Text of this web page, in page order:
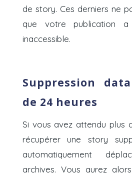
de story. Ces derniers ne
que votre publication
inaccessible.
Suppression
de 24 heures
Si vous avez attendu plus
récupérer une story
automatiquement
archives. Vous aurez